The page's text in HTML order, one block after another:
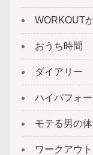
WORKOUT
おうち時間
ダイアリー
ハイパフォ
モテる男の
ワークアウト